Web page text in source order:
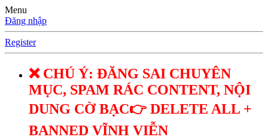
Menu
Đăng nhập
Register
❌ CHÚ Ý: ĐĂNG SAI CHUYÊN
MỤC, SPAM RÁC CONTENT, NỘI
DUNG CỜ BẠC👉 DELETE ALL +
BANNED VĨNH VIỄN